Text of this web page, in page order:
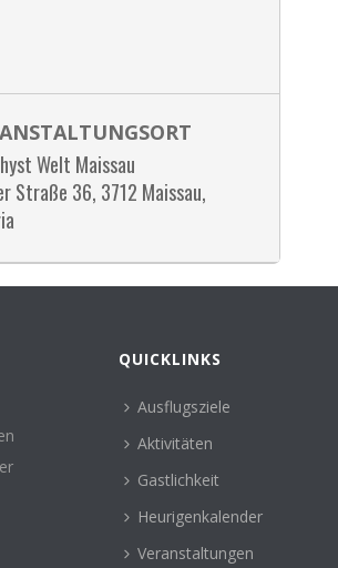
Welt Maissau
Straße 36, 3712 Maissau,
QUICKLINKS
Ausflugsziele
Aktivitäten
Gastlichkeit
Heurigenkalender
Veranstaltungen